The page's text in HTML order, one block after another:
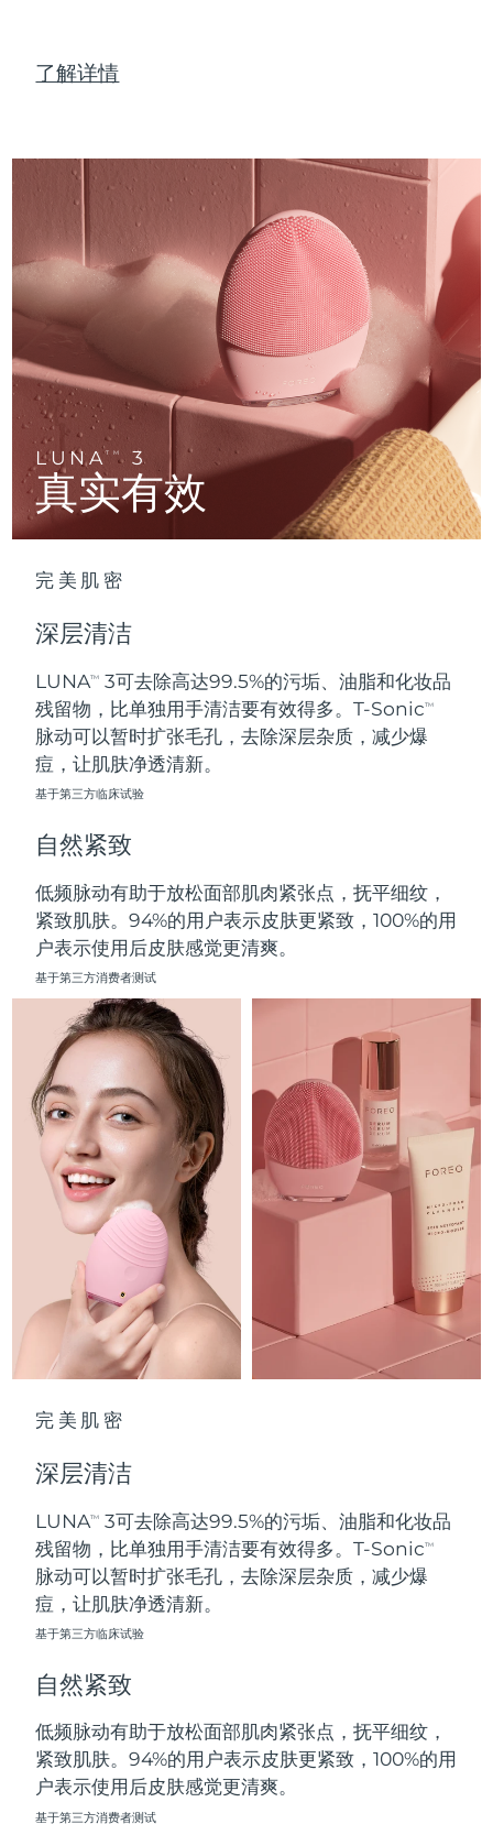
了解详情
LUNATM 3
真实有效
完美肌密
深层清洁
LUNATM
3可去除高达99.5%的污垢、油脂和化妆品
残留物，比单独用手清洁要有效得多。T-SonicTM
脉动可以暂时扩张毛孔，去除深层杂质，减少爆
痘，让肌肤净透清新。
基于第三方临床试验
自然紧致
低频脉动有助于放松面部肌肉紧张点，抚平细纹，
紧致肌肤。94%的用户表示皮肤更紧致，100%的用
户表示使用后皮肤感觉更清爽。
基于第三方消费者测试
完美肌密
深层清洁
LUNATM
3可去除高达99.5%的污垢、油脂和化妆品
残留物，比单独用手清洁要有效得多。T-SonicTM
脉动可以暂时扩张毛孔，去除深层杂质，减少爆
痘，让肌肤净透清新。
基于第三方临床试验
自然紧致
低频脉动有助于放松面部肌肉紧张点，抚平细纹，
紧致肌肤。94%的用户表示皮肤更紧致，100%的用
户表示使用后皮肤感觉更清爽。
基于第三方消费者测试
PEACH™ Cooling Prep Gel
Cooling IPL hair removal gel
ESPADA™ Blemish Solution
Concentrated acne gel
ESPADA™ 设备
All acne treatment devices
眼部护肤
Advanced eye care treatment
眼部护理设备
All revitalizing eye massagers
KIWI™
Blackhead remover
KIWI™ 皮肤护理
Advanced pore care essentials
FLIP™ play advanced
LED light hairbrush
LUNA™ Dual-Peptide Scalp
For healthy hair
牙齿美白
issa™ Teeth Whitening Set
Dual LED + sonic device & 18% PAP gel
issa™ Teeth Whitening Gel
更多的
护肤品 男士
全部购买
关于我们
匈牙利
印度尼西亚 预计送达日期 8/9/26
爱尔兰 预计送达日期 8/11/26
马恩岛 预计送达日期 8/13/26
预计送达日期
意大利 预计送达日期 8/11/26
日本 预计送达日期8/14/26
泽西岛 预计送达日期8/16/26
黎巴嫩 预计送达日期8/12/26
立陶宛
中国澳门特别行政区
马来西亚 预计送达日期8/14/26
马耳他
墨西哥 8/15/26
摩纳哥 预计送达日期
荷兰 预计送达日期 8/11/26
新西兰 预计送达日期 8/11/26
挪威 8/11/26
8/14/26
菲律宾 预计送达日期 8/14/26
波兰 预计送达日期8/12/26
葡萄牙
波多黎各
卡塔尔 预计送达日期 8/12/26
留尼汪 预计送达日期 8/16/26
罗马尼亚
俄罗斯
沙特阿拉伯 预计送达日期8/12/26
新加坡